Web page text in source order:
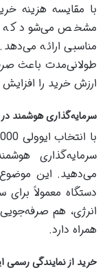
مشخص می‌شود که
مناسبی ارائه
طولانی‌مدت باعث
ارزش خرید را
سرمایه‌گذاری هوشمند
سرمایه‌گذاری
می‌دهید. این موضوع
دستگاه معمولاً
انرژی، هم
همراه دارد.
خرید از نمایندگی رسمی